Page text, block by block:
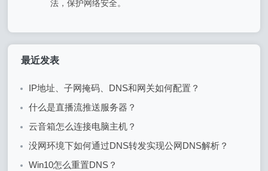
法，保护网络安全。
最近发表
IP地址、子网掩码、DNS和网关如何配置？
什么是直播流推送服务器？
云音箱怎么连接电脑主机？
没网环境下如何通过DNS转发实现公网DNS解析？
Win10怎么重置DNS？